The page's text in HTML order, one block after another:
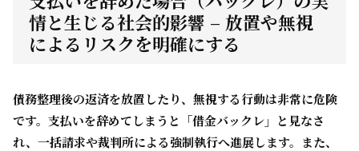
情と生じる社会的影響 – 放置や無視
によるリスクを明確にする
債務整理後の返済を放置したり、無視する行動は非常に危険
です。支払いを辞めてしまうと「借金バックレ」と見なさ
れ、一括請求や裁判所による強制執行へ進展します。また、